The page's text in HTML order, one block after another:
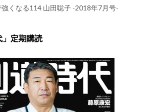
強くなる114 山田聡子 -2018年7月号-
」定期購読